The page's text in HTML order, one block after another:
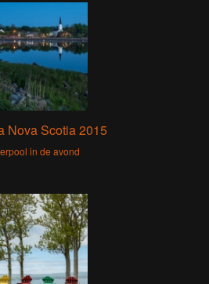
Nova Scotia 2015
in de avond